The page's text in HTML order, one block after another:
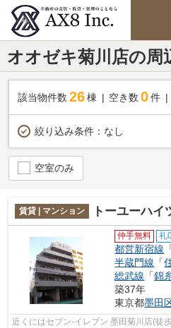
オオゼキ菊川店の周
該当物件数 26棟 空き数 0 件
絞り込み条件： なし
空室のみ
賃貸 | マンション トーユーハイ
仲手無料 礼
都営新宿線
半蔵門線 「
総武線 「錦
築37年
東京都墨田
近くにはセブン‐イレブン 墨田菊川店(徒